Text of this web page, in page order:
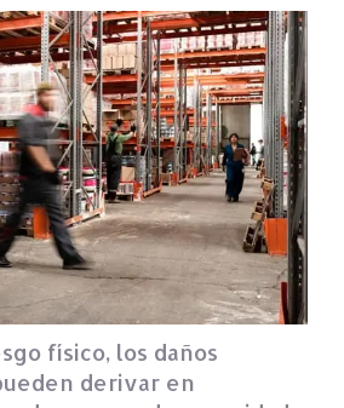
físico, los daños
derivar en